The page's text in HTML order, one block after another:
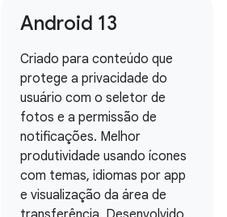
Android 13
Criado para conteúdo que
protege a privacidade do
usuário com o seletor de
fotos e a permissão de
notificações. Melhor
produtividade usando ícones
com temas, idiomas por app
e visualização da área de